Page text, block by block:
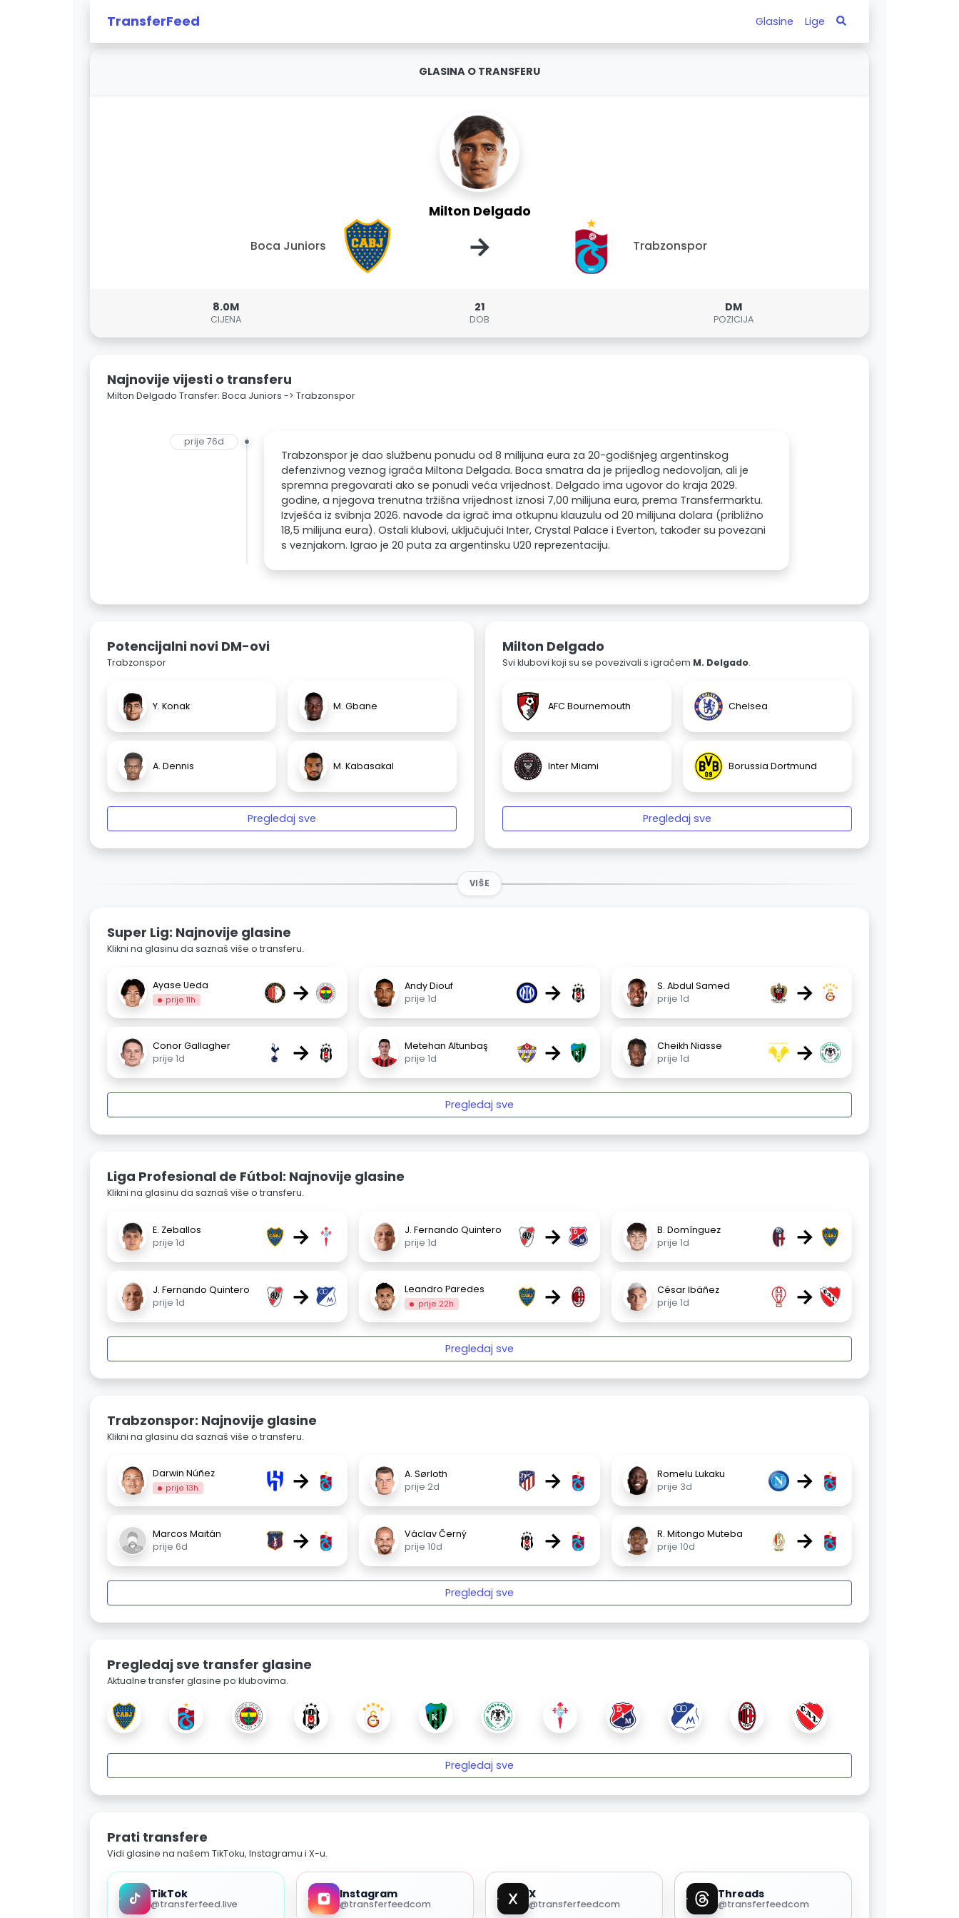
TransferFeed Glasine Lige
GLASINA O TRANSFERU
Milton Delgado
Boca Juniors → Trabzonspor
8.0M
CIJENA
21
DOB
DM
POZICIJA
Najnovije vijesti o transferu
Milton Delgado Transfer: Boca Juniors -> Trabzonspor
prije 76d
Trabzonspor je dao službenu ponudu od 8 milijuna eura za 20-godišnjeg argentinskog
defenzivnog veznog igrača Miltona Delgada. Boca smatra da je prijedlog nedovoljan, ali je
spremna pregovarati ako se ponudi veća vrijednost. Delgado ima ugovor do kraja 2029.
godine, a njegova trenutna tržišna vrijednost iznosi 7,00 milijuna eura, prema Transfermarktu.
Izvješća iz svibnja 2026. navode da igrač ima otkupnu klauzulu od 20 milijuna dolara (približno
18,5 milijuna eura). Ostali klubovi, uključujući Inter, Crystal Palace i Everton, također su povezani
s veznjakom. Igrao je 20 puta za argentinsku U20 reprezentaciju.
Potencijalni novi DM-ovi
Trabzonspor
Y. Konak M. Gbane
A. Dennis M. Kabasakal
Pregledaj sve
Milton Delgado
Svi klubovi koji su se povezivali s igračem M. Delgado.
AFC Bournemouth Chelsea
Inter Miami Borussia Dortmund
Pregledaj sve
VIŠE
Super Lig: Najnovije glasine
Klikni na glasinu da saznaš više o transferu.
Ayase Ueda
prije 11h →
Andy Diouf
prije 1d
→
S. Abdul Samed
prije 1d
→
Conor Gallagher
prije 1d
→
Metehan Altunbaş
prije 1d
→
Cheikh Niasse
prije 1d
→
Pregledaj sve
Liga Profesional de Fútbol: Najnovije glasine
Klikni na glasinu da saznaš više o transferu.
E. Zeballos
prije 1d
→
J. Fernando Quintero
prije 1d
→
B. Domínguez
prije 1d
→
J. Fernando Quintero
prije 1d
→ Leandro Paredes
prije 22h →
César Ibáñez
prije 1d
→
Pregledaj sve
Trabzonspor: Najnovije glasine
Klikni na glasinu da saznaš više o transferu.
Darwin Núñez
prije 13h →
A. Sørloth
prije 2d
→
Romelu Lukaku
prije 3d
→
Marcos Maitán
prije 6d
→
Václav Černý
prije 10d
→
R. Mitongo Muteba
prije 10d
→
Pregledaj sve
Pregledaj sve transfer glasine
Aktualne transfer glasine po klubovima.
Pregledaj sve
Prati transfere
Vidi glasine na našem TikToku, Instagramu i X-u.
TikTok
@transferfeed.live
Instagram
@transferfeedcom
X
@transferfeedcom
Threads
@transferfeedcom